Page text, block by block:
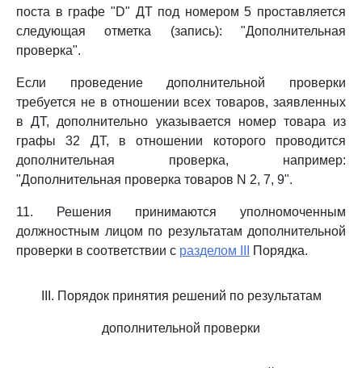
поста в графе "D" ДТ под номером 5 проставляется
следующая отметка (запись): "Дополнительная
проверка".
Если проведение дополнительной проверки
требуется не в отношении всех товаров, заявленных
в ДТ, дополнительно указывается номер товара из
графы 32 ДТ, в отношении которого проводится
дополнительная проверка, например:
"Дополнительная проверка товаров N 2, 7, 9".
11. Решения принимаются уполномоченным
должностным лицом по результатам дополнительной
проверки в соответствии с разделом III Порядка.
III. Порядок принятия решений по результатам
дополнительной проверки